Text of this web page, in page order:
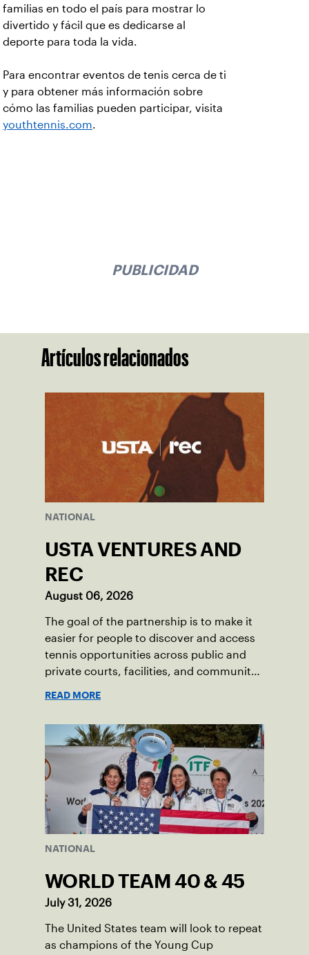
familias en todo el país para mostrar lo
divertido y fácil que es dedicarse al
deporte para toda la vida.
Para encontrar eventos de tenis cerca de ti
y para obtener más información sobre
cómo las familias pueden participar, visita
youthtennis.com.
PUBLICIDAD
Artículos relacionados
NATIONAL
USTA VENTURES AND
REC
August 06, 2026
The goal of the partnership is to make it
easier for people to discover and access
tennis opportunities across public and
private courts, facilities, and community
READ MORE
NATIONAL
WORLD TEAM 40 & 45
July 31, 2026
The United States team will look to repeat
as champions of the Young Cup